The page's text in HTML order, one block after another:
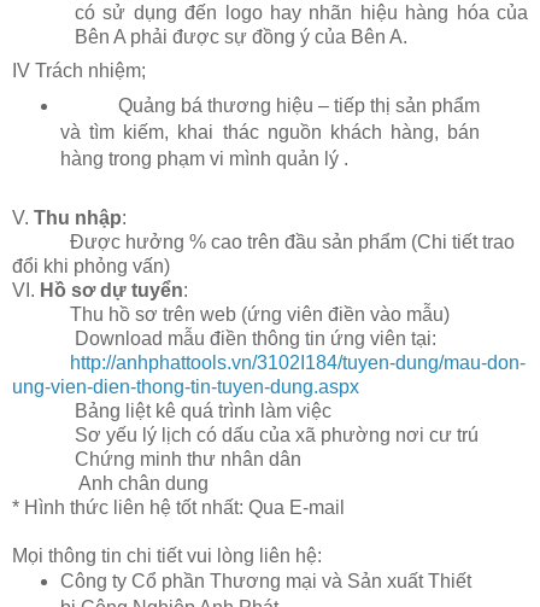
có sử dụng đến logo hay nhãn hiệu hàng hóa của
Bên A phải được sự đồng ý của Bên A.
IV Trách nhiệm;
Quảng bá thương hiệu – tiếp thị sản phẩm
và tìm kiếm, khai thác nguồn khách hàng, bán
hàng trong phạm vi mình quản lý .
V. Thu nhập:
Được hưởng % cao trên đầu sản phẩm (Chi tiết trao
đổi khi phỏng vấn)
VI. Hồ sơ dự tuyển:
Thu hồ sơ trên web (ứng viên điền vào mẫu)
Download mẫu điền thông tin ứng viên tại:
http://anhphattools.vn/3102I184/tuyen-dung/mau-don-
ung-vien-dien-thong-tin-tuyen-dung.aspx
Bảng liệt kê quá trình làm việc
Sơ yếu lý lịch có dấu của xã phường nơi cư trú
Chứng minh thư nhân dân
Anh chân dung
* Hình thức liên hệ tốt nhất: Qua E-mail
Mọi thông tin chi tiết vui lòng liên hệ:
Công ty Cổ phần Thương mại và Sản xuất Thiết